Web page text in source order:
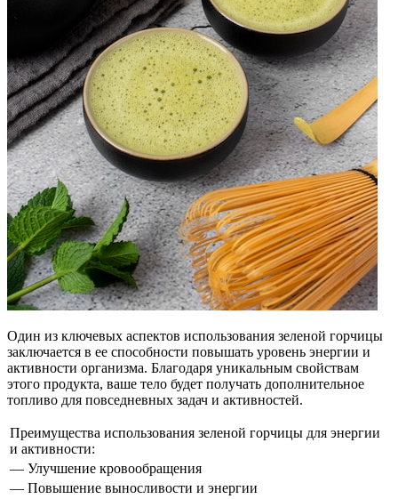
Один из ключевых аспектов использования зеленой горчицы
заключается в ее способности повышать уровень энергии и
активности организма. Благодаря уникальным свойствам
этого продукта, ваше тело будет получать дополнительное
топливо для повседневных задач и активностей.
Преимущества использования зеленой горчицы для энергии
и активности:
— Улучшение кровообращения
— Повышение выносливости и энергии